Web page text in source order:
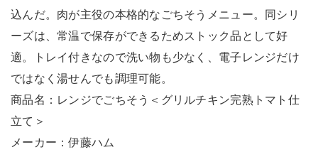
込んだ。肉が主役の本格的なごちそうメニュー。同シリ
ーズは、常温で保存ができるためストック品として好
適。トレイ付きなので洗い物も少なく、電子レンジだけ
ではなく湯せんでも調理可能。
商品名：レンジでごちそう＜グリルチキン完熟トマト仕
立て＞
メーカー：伊藤ハム